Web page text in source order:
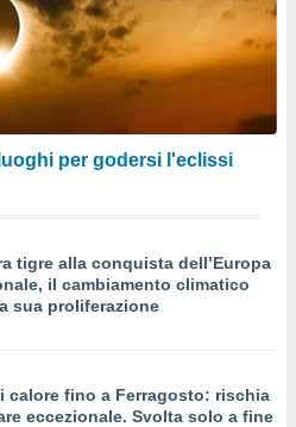
per godersi l'eclissi
tigre alla conquista dell’Europa
il cambiamento climatico
sua proliferazione
calore fino a Ferragosto: rischia
eccezionale. Svolta solo a fine